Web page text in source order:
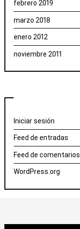
febrero 2019
marzo 2018
enero 2012
noviembre 2011
Iniciar sesión
Feed de entradas
Feed de comentarios
WordPress.org